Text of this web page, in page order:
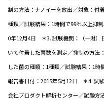
制の方法：ナノイーを放出／対象：付
種類／試験結果：1時間で99％以上抑
0年12月4日 ＊3. 試験機関：（一財）
いて付着した菌数を測定／抑制の方法
した菌の種類：1種類／試験結果：1時
報告書日付：2015年5月12日 ＊4. 試
会社プロダクト解析センター／試験方